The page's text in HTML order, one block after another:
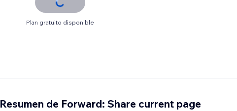
Plan gratuito disponible
Resumen de Forward: Share current page